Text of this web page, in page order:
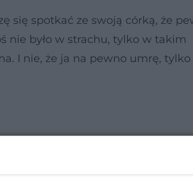
się spotkać ze swoją córką, że
nie było w strachu, tylko w takim
I nie, że ja na pewno umrę,